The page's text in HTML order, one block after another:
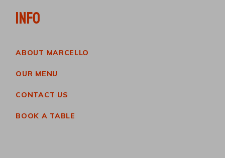
INFO
ABOUT MARCELLO
OUR MENU
CONTACT US
BOOK A TABLE